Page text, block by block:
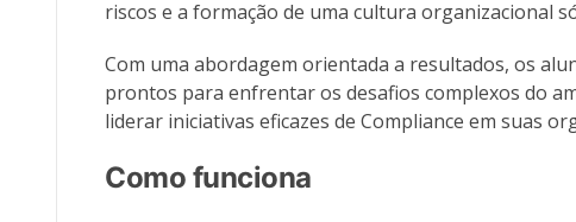
riscos e a formação de uma cultura organizacional
Com uma abordagem orientada a resultados, os
prontos para enfrentar os desafios complexos do
liderar iniciativas eficazes de Compliance em suas
Como funciona